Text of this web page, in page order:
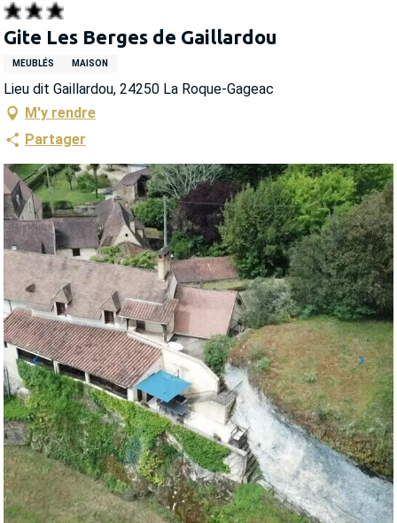
Gite Les Berges de Gaillardou
MEUBLÉS MAISON
Lieu dit Gaillardou, 24250 La Roque-Gageac
M'y rendre
Partager